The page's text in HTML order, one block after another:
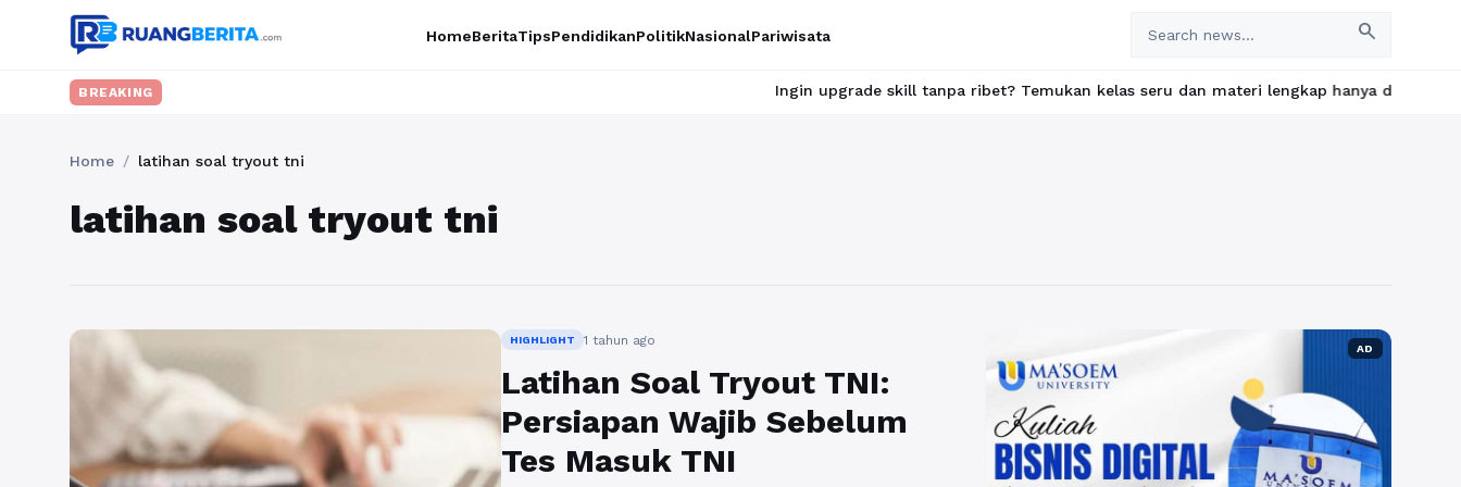
HomeBeritaTipsPendidikanPolitikNasionalPariwisata search
BREAKING Ingin upgrade skill tanpa ribet? Temukan kelas seru dan materi lengkap hanya di YukBelajar.com.
Home / latihan soal tryout tni
latihan soal tryout tni
HIGHLIGHT 1 tahun ago
Latihan Soal Tryout TNI:
Persiapan Wajib Sebelum
Tes Masuk TNI
AD